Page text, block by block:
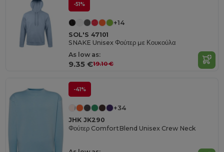
-51%
+14
SOL'S 47101
SNAKE Unisex Φούτερ με Κουκούλα
As low as:
9.35 €19.10 €
-41%
+34
JHK JK290
Φούτερ ComfortBlend Unisex Crew Neck